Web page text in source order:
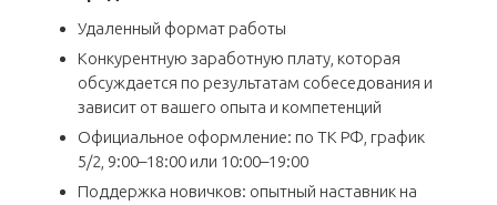
Удаленный формат работы
Конкурентную заработную плату, которая
обсуждается по результатам собеседования и
зависит от вашего опыта и компетенций
Официальное оформление: по ТК РФ, график
5/2, 9:00–18:00 или 10:00–19:00
Поддержка новичков: опытный наставник на